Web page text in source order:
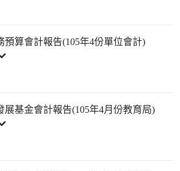
預算會計報告(105年4份單位會計)
展基金會計報告(105年4月份教育局)